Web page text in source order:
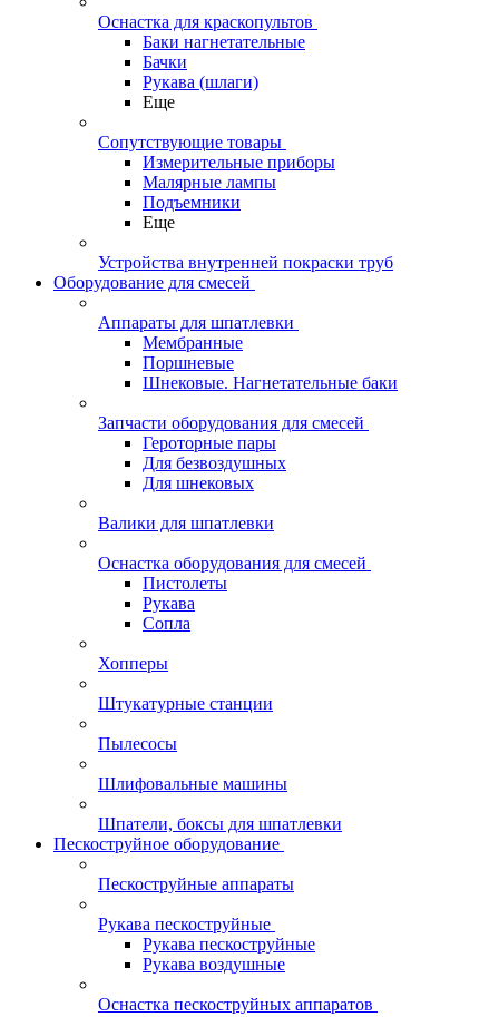
Оснастка для краскопультов
Баки нагнетательные
Бачки
Рукава (шлаги)
Еще
Сопутствующие товары
Измерительные приборы
Малярные лампы
Подъемники
Еще
Устройства внутренней покраски труб
Оборудование для смесей
Аппараты для шпатлевки
Мембранные
Поршневые
Шнековые. Нагнетательные баки
Запчасти оборудования для смесей
Героторные пары
Для безвоздушных
Для шнековых
Валики для шпатлевки
Оснастка оборудования для смесей
Пистолеты
Рукава
Сопла
Хопперы
Штукатурные станции
Пылесосы
Шлифовальные машины
Шпатели, боксы для шпатлевки
Пескоструйное оборудование
Пескоструйные аппараты
Рукава пескоструйные
Рукава пескоструйные
Рукава воздушные
Оснастка пескоструйных аппаратов